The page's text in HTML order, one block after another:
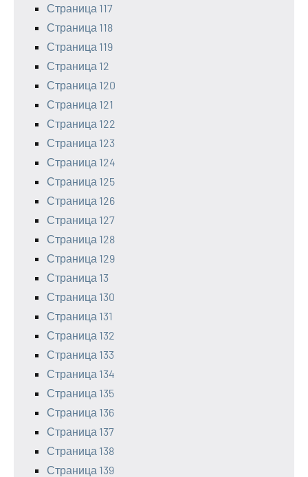
Страница 117
Страница 118
Страница 119
Страница 12
Страница 120
Страница 121
Страница 122
Страница 123
Страница 124
Страница 125
Страница 126
Страница 127
Страница 128
Страница 129
Страница 13
Страница 130
Страница 131
Страница 132
Страница 133
Страница 134
Страница 135
Страница 136
Страница 137
Страница 138
Страница 139